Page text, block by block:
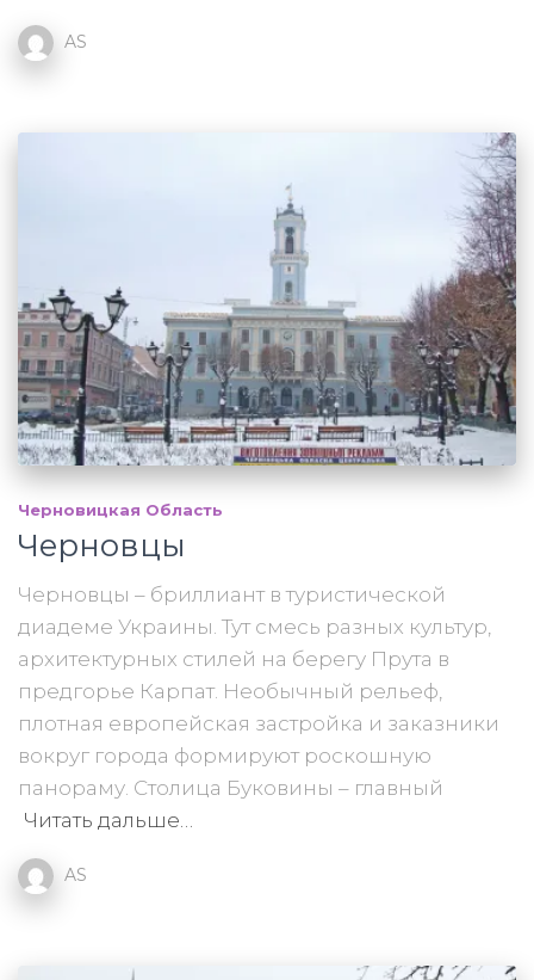
AS
Черновицкая Область
Черновцы
Черновцы – бриллиант в туристической
диадеме Украины. Тут смесь разных культур,
архитектурных стилей на берегу Прута в
предгорье Карпат. Необычный рельеф,
плотная европейская застройка и заказники
вокруг города формируют роскошную
панораму. Столица Буковины – главный
Читать дальше…
AS